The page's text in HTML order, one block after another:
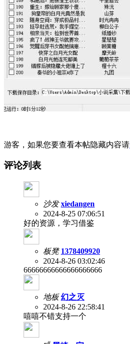
游客，如果您要查看本帖隐藏内容请
评论列表
沙发 xiedangen
2024-8-25 07:06:51
好的资源，学习借鉴
板凳 1378409920
2024-8-26 03:02:46
66666666666666666666
地板 幻之灭
2024-8-26 22:58:41
嘻嘻不错支持一个